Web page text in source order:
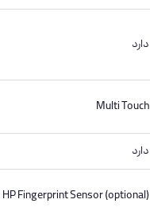
دارد
Multi Touch
دارد
HP Fingerprint Sensor (optional)